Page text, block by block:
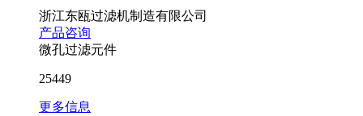
浙江东瓯过滤机制造有限公司
产品咨询
微孔过滤元件
25449
更多信息